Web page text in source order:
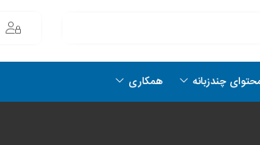
چندزبانه همکاری